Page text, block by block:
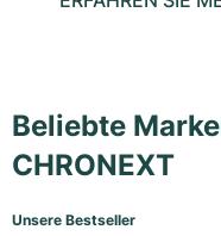
Beliebte
CHRONEXT
Unsere Bestseller